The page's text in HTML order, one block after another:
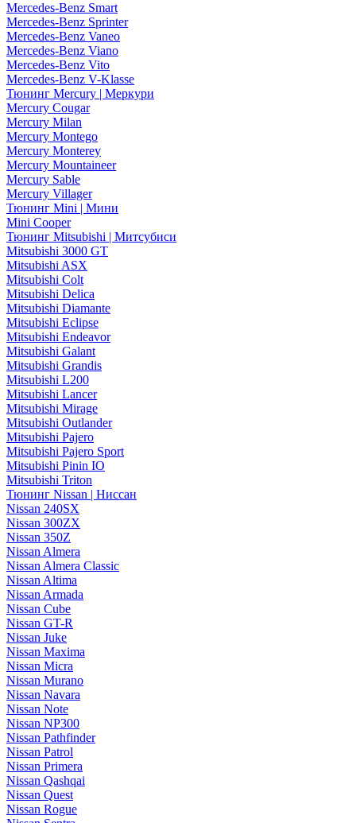
Mercedes-Benz Smart
Mercedes-Benz Sprinter
Mercedes-Benz Vaneo
Mercedes-Benz Viano
Mercedes-Benz Vito
Mercedes-Benz V-Klasse
Тюнинг Mercury | Меркури
Mercury Cougar
Mercury Milan
Mercury Montego
Mercury Monterey
Mercury Mountaineer
Mercury Sable
Mercury Villager
Тюнинг Mini | Мини
Mini Cooper
Тюнинг Mitsubishi | Митсубиси
Mitsubishi 3000 GT
Mitsubishi ASX
Mitsubishi Colt
Mitsubishi Delica
Mitsubishi Diamante
Mitsubishi Eclipse
Mitsubishi Endeavor
Mitsubishi Galant
Mitsubishi Grandis
Mitsubishi L200
Mitsubishi Lancer
Mitsubishi Mirage
Mitsubishi Outlander
Mitsubishi Pajero
Mitsubishi Pajero Sport
Mitsubishi Pinin IO
Mitsubishi Triton
Тюнинг Nissan | Ниссан
Nissan 240SX
Nissan 300ZX
Nissan 350Z
Nissan Almera
Nissan Almera Classic
Nissan Altima
Nissan Armada
Nissan Cube
Nissan GT-R
Nissan Juke
Nissan Maxima
Nissan Micra
Nissan Murano
Nissan Navara
Nissan Note
Nissan NP300
Nissan Pathfinder
Nissan Patrol
Nissan Primera
Nissan Qashqai
Nissan Quest
Nissan Rogue